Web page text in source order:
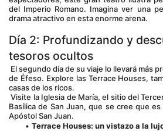
del Imperio Romano. Imagina ver una
drama atractivo en esta enorme arena.
Día 2: Profundizando y
tesoros ocultos
de Éfeso. Explore las Terrace Houses,
casas de los ricos.
Visite la Iglesia de María, el sitio del Tercer Concilio Ecuménico, y la
Basílica de San Juan, que se cree que
Apóstol San Juan.
Terrace Houses: un vistazo a la